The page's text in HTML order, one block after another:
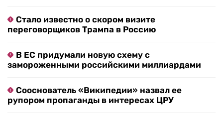
Стало известно о скором визите
переговорщиков Трампа в Россию
В ЕС придумали новую схему с
замороженными российскими миллиардами
Сооснователь «Википедии» назвал ее
рупором пропаганды в интересах ЦРУ